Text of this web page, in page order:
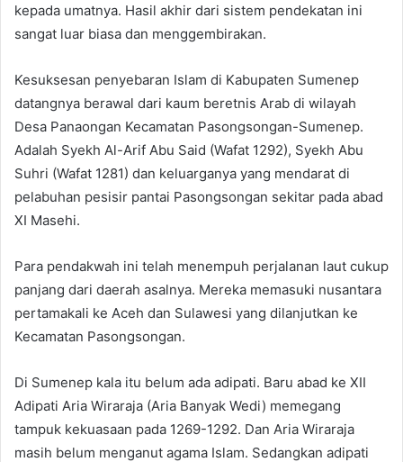
kepada umatnya. Hasil akhir dari sistem pendekatan ini
sangat luar biasa dan menggembirakan.
Kesuksesan penyebaran Islam di Kabupaten Sumenep
datangnya berawal dari kaum beretnis Arab di wilayah
Desa Panaongan Kecamatan Pasongsongan-Sumenep.
Adalah Syekh Al-Arif Abu Said (Wafat 1292), Syekh Abu
Suhri (Wafat 1281) dan keluarganya yang mendarat di
pelabuhan pesisir pantai Pasongsongan sekitar pada abad
XI Masehi.
Para pendakwah ini telah menempuh perjalanan laut cukup
panjang dari daerah asalnya. Mereka memasuki nusantara
pertamakali ke Aceh dan Sulawesi yang dilanjutkan ke
Kecamatan Pasongsongan.
Di Sumenep kala itu belum ada adipati. Baru abad ke XII
Adipati Aria Wiraraja (Aria Banyak Wedi) memegang
tampuk kekuasaan pada 1269-1292. Dan Aria Wiraraja
masih belum menganut agama Islam. Sedangkan adipati